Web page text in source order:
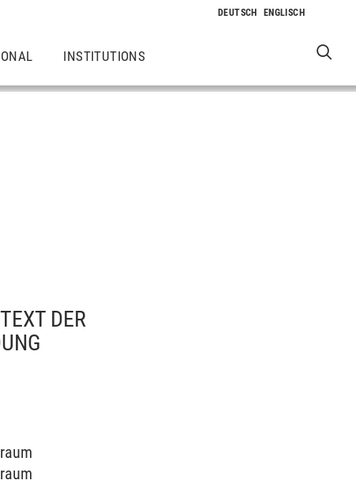
INSTITUTIONS
DER